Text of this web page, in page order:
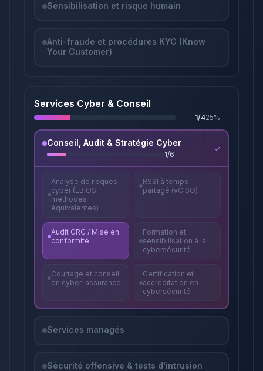
Sensibilisation et risque humain
Anti-fraude et procédures KYC (Know
Your Customer)
Services Cyber & Conseil
1/425%
Conseil, Audit & Stratégie Cyber
1/6
Analyse de risques
cyber (EBIOS,
méthodes
équivalentes)
RSSI à temps
partagé (vCISO)
Audit GRC / Mise en
conformité
Formation et
sensibilisation à la
cybersécurité
Courtage et conseil
en cyber-assurance
Certification et
accréditation en
cybersécurité
Services managés
Sécurité offensive & tests d'intrusion